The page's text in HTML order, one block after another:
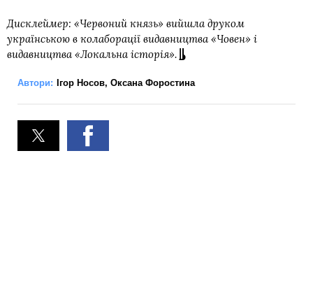
Дисклеймер: «Червоний князь» вийшла друком
українською в колаборації видавництва «Човен» і
видавництва «Локальна історія».
Автори: Ігор Носов, Оксана Форостина